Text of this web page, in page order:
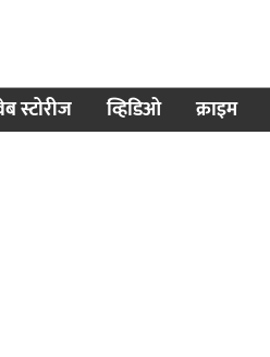
स्टोरीज व्हिडिओ क्राइम